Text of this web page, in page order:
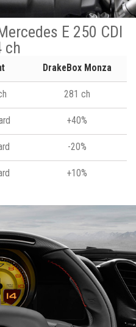
E 250 CDI
ch
DrakeBox Monza
281 ch
+40%
-20%
+10%